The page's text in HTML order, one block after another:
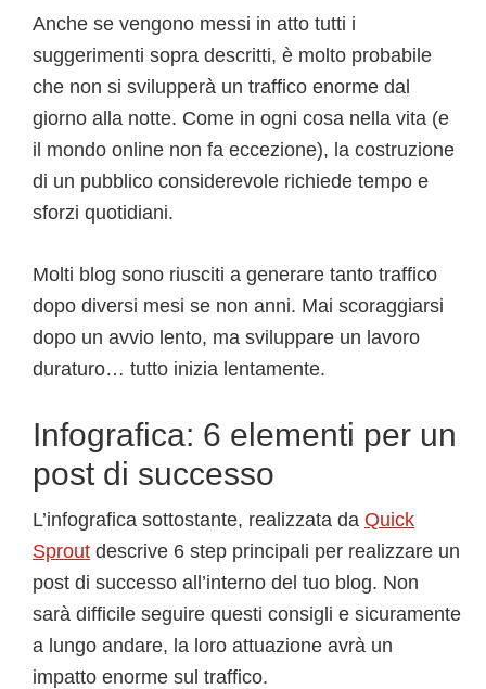
Anche se vengono messi in atto tutti i
suggerimenti sopra descritti, è molto probabile
che non si svilupperà un traffico enorme dal
giorno alla notte. Come in ogni cosa nella vita (e
il mondo online non fa eccezione), la costruzione
di un pubblico considerevole richiede tempo e
sforzi quotidiani.
Molti blog sono riusciti a generare tanto traffico
dopo diversi mesi se non anni. Mai scoraggiarsi
dopo un avvio lento, ma sviluppare un lavoro
duraturo… tutto inizia lentamente.
Infografica: 6 elementi per un
post di successo
L’infografica sottostante, realizzata da Quick
Sprout descrive 6 step principali per realizzare un
post di successo all’interno del tuo blog. Non
sarà difficile seguire questi consigli e sicuramente
a lungo andare, la loro attuazione avrà un
impatto enorme sul traffico.